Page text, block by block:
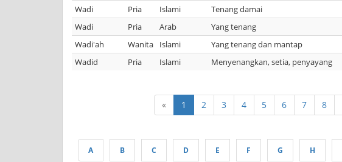
Wadi
Pria Islami
Tenang damai
Wadi
Pria Arab
Yang tenang
Wadi'ah
Wanita Islami
Yang tenang dan mantap
Wadid
Pria Islami Menyenangkan, setia, penyayang
« 1 2 3 4 5 6 7 8
A B C D E F G H